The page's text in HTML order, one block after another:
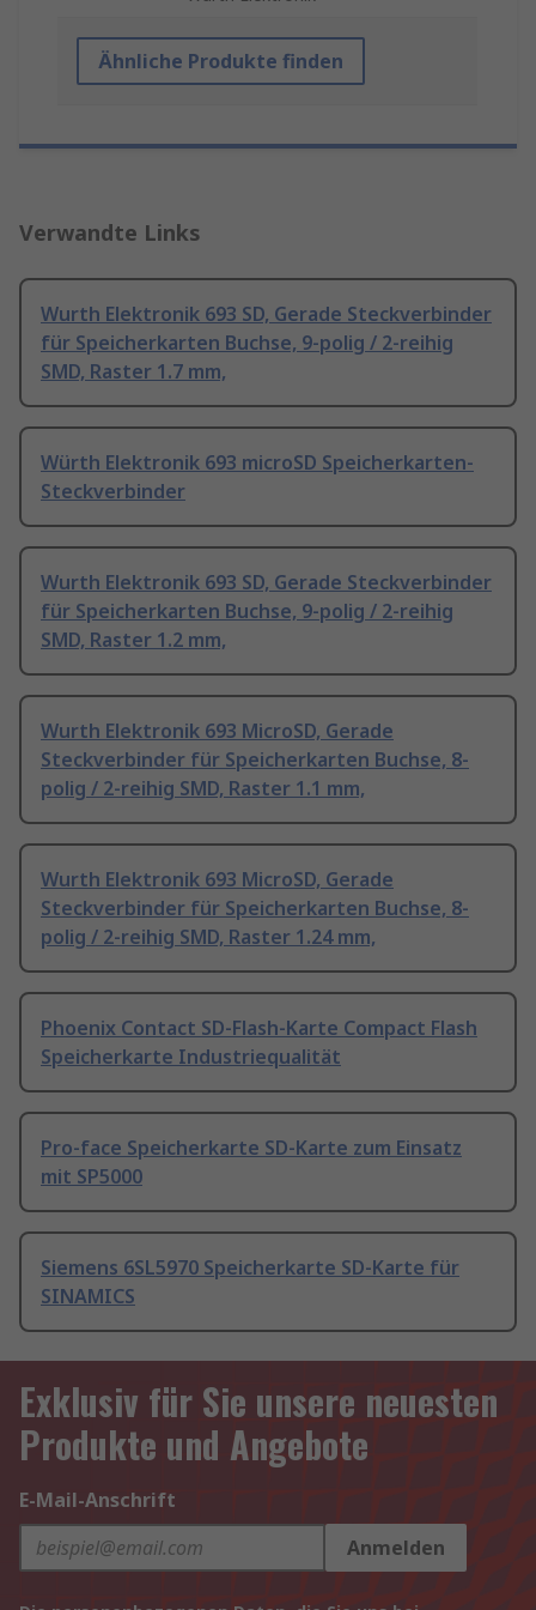
Ähnliche Produkte finden
Verwandte Links
Wurth Elektronik 693 SD, Gerade Steckverbinder
für Speicherkarten Buchse, 9-polig / 2-reihig
SMD, Raster 1.7 mm,
Würth Elektronik 693 microSD Speicherkarten-
Steckverbinder
Wurth Elektronik 693 SD, Gerade Steckverbinder
für Speicherkarten Buchse, 9-polig / 2-reihig
SMD, Raster 1.2 mm,
Wurth Elektronik 693 MicroSD, Gerade
Steckverbinder für Speicherkarten Buchse, 8-
polig / 2-reihig SMD, Raster 1.1 mm,
Wurth Elektronik 693 MicroSD, Gerade
Steckverbinder für Speicherkarten Buchse, 8-
polig / 2-reihig SMD, Raster 1.24 mm,
Phoenix Contact SD-Flash-Karte Compact Flash
Speicherkarte Industriequalität
Pro-face Speicherkarte SD-Karte zum Einsatz
mit SP5000
Siemens 6SL5970 Speicherkarte SD-Karte für
SINAMICS
Exklusiv für Sie unsere neuesten
Produkte und Angebote
E-Mail-Anschrift
Anmelden